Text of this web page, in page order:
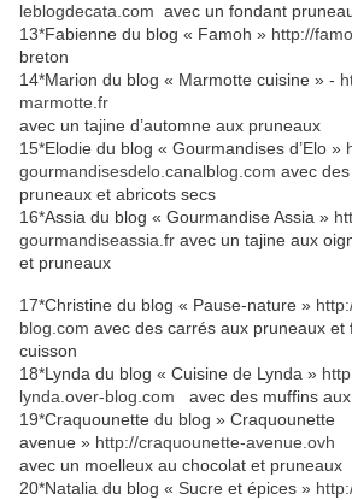
leblogdecata.com avec un fondant
13*Fabienne du blog « Famoh » http://
breton
14*Marion du blog « Marmotte cuisine » -
marmotte.fr
avec un tajine d’automne aux pruneaux
15*Elodie du blog « Gourmandises d’Elo »
gourmandisesdelo.canalblog.com avec
pruneaux et abricots secs
16*Assia du blog « Gourmandise Assia »
gourmandiseassia.fr avec un tajine aux
et pruneaux
17*Christine du blog « Pause-nature »
blog.com avec des carrés aux pruneaux et
cuisson
18*Lynda du blog « Cuisine de Lynda »
lynda.over-blog.com avec des muffins
19*Craquounette du blog » Craquounette
avenue » http://craquounette-avenue.ovh
avec un moelleux au chocolat et pruneaux
20*Natalia du blog « Sucre et épices »